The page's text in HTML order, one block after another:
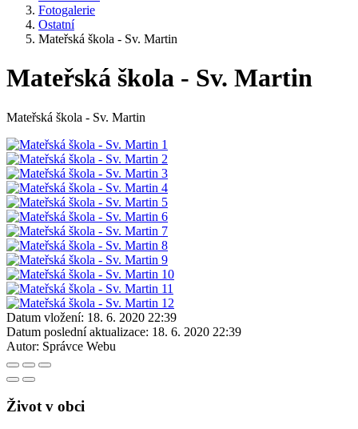
Fotogalerie
Ostatní
Mateřská škola - Sv. Martin
Mateřská škola - Sv. Martin
Mateřská škola - Sv. Martin
Datum vložení: 18. 6. 2020 22:39
Datum poslední aktualizace: 18. 6. 2020 22:39
Autor: Správce Webu
Život v obci